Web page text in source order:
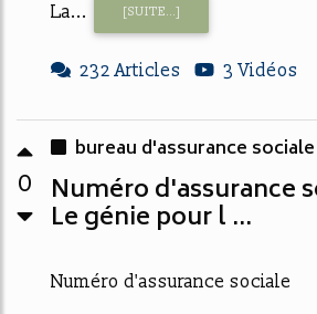
La... [SUITE...]
232 Articles 3 Vidéos
0
bureau d'assurance
Numéro d'assurance
Le génie pour l ...
Numéro d'assurance sociale